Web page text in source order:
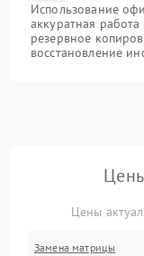
Использование
аккуратная
резервное
восстановление
Цены
Замена матрицы